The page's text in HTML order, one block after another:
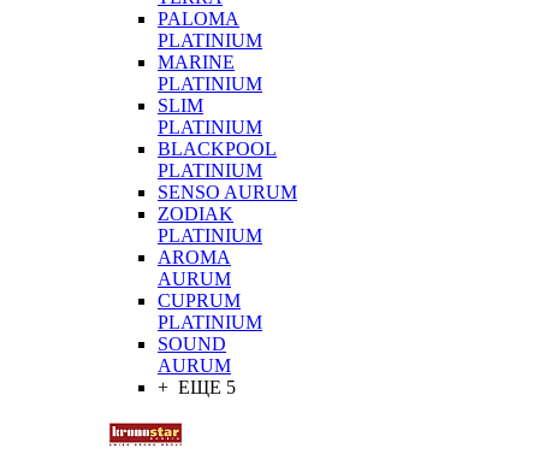
PALOMA
PLATINIUM
MARINE
PLATINIUM
SLIM
PLATINIUM
BLACKPOOL
PLATINIUM
SENSO AURUM
ZODIAK
PLATINIUM
AROMA
AURUM
CUPRUM
PLATINIUM
SOUND
AURUM
+ ЕЩЕ 5